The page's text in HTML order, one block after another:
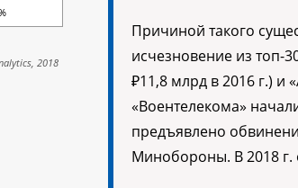
2018
Причиной такого
исчезновение из топ-
₽11,8 млрд в 2016 г.) и
«Воентелекома»
предъявлено
Минобороны. В 2018 г.